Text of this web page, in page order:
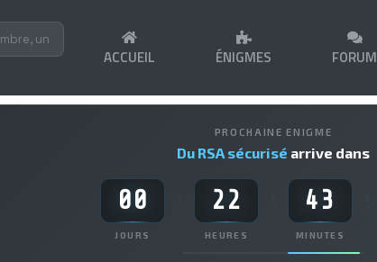
ACCUEIL ÉNIGMES FORUM
PROCHAINE ENIGME
Du RSA sécurisé arrive dans
00
JOURS
22
HEURES
43
MINUTES